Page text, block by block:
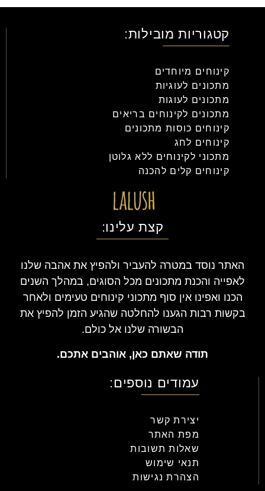
קטגוריות מובילות:
קינוחים מיוחדים
מתכונים לעוגיות
מתכונים לעוגות
מתכונים לקינוחים בריאים
קינוחים כוסות מתכונים
קינוחים לחג
מתכוני לקינוחים ללא גלוטן
קינוחים קלים להכנה
קצת עלינו:
האתר נוסד במטרה להעביר ולהפיץ את אהבה שלנו
לאפייה והכנת מתכונים מכל הסוגים, במהלך השנים
הכנו ואפינו אין סוף מתכוני קינוחים טעימים ולאחר
בקשות רבות הגענו להחלטה שהגיע הזמן להפיץ את
הבשורה שלנו אל כולם.
תודה שאתם כאן, אוהבים אתכם.
עמודים נוספים:
יצירת קשר
מפת האתר
שאלות תשובות
תנאי שימוש
הצהרת נגישות